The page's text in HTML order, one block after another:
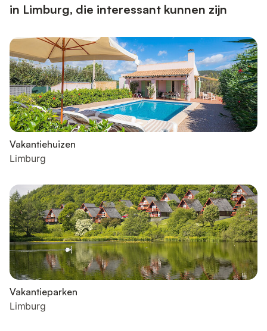
in Limburg, die interessant kunnen zijn
Vakantiehuizen
Limburg
Vakantieparken
Limburg